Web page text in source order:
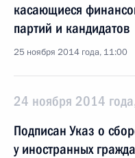
касающиеся
партий и кандидатов
25 ноября 2014 года, 11:00
24 ноября 2014
Подписан Указ о
у иностранных